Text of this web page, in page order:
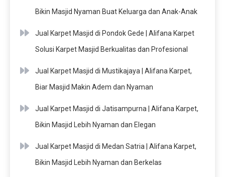
Bikin Masjid Nyaman Buat Keluarga dan Anak-Anak
Jual Karpet Masjid di Pondok Gede | Alifana Karpet
Solusi Karpet Masjid Berkualitas dan Profesional
Jual Karpet Masjid di Mustikajaya | Alifana Karpet,
Biar Masjid Makin Adem dan Nyaman
Jual Karpet Masjid di Jatisampurna | Alifana Karpet,
Bikin Masjid Lebih Nyaman dan Elegan
Jual Karpet Masjid di Medan Satria | Alifana Karpet,
Bikin Masjid Lebih Nyaman dan Berkelas